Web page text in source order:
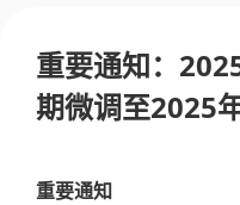
重要通知：
期微调至2025
重要通知